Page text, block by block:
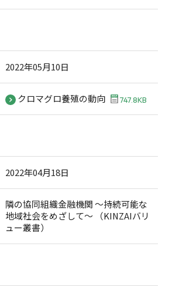
2022年05月10日
クロマグロ養殖の動向 747.8KB
2022年04月18日
隣の協同組織金融機関 ～持続可能な
地域社会をめざして～ （KINZAIバリ
ュー叢書）